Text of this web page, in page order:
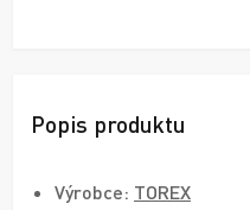
Popis produktu
Výrobce: TOREX